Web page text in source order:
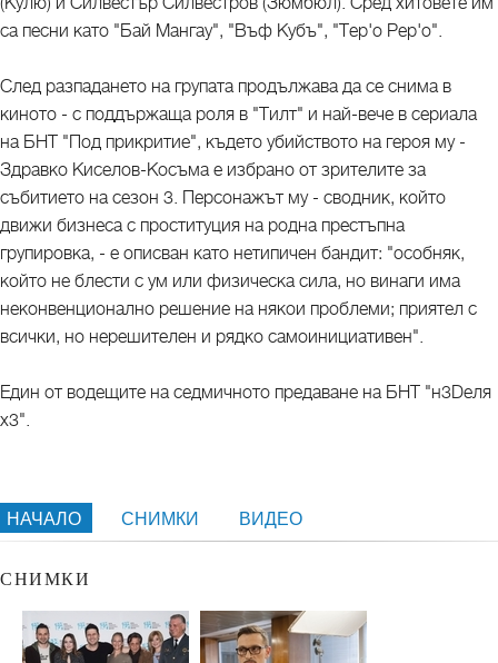
са песни като "Бай Мангау", "Въф Кубъ", "Тер'о Рер'о".
След разпадането на групата продължава да се снима в
киното - с поддържаща роля в "Тилт" и най-вече в сериала
на БНТ "Под прикритие", където убийството на героя му -
Здравко Киселов-Косъма е избрано от зрителите за
събитието на сезон 3. Персонажът му - сводник, който
движи бизнеса с проституция на родна престъпна
групировка, - е описван като нетипичен бандит: "особняк,
който не блести с ум или физическа сила, но винаги има
неконвенционално решение на някои проблеми; приятел с
всички, но нерешителен и рядко самоинициативен".
Един от водещите на седмичното предаване на БНТ "н3Dеля
х3".
НАЧАЛО СНИМКИ ВИДЕО
СНИМКИ